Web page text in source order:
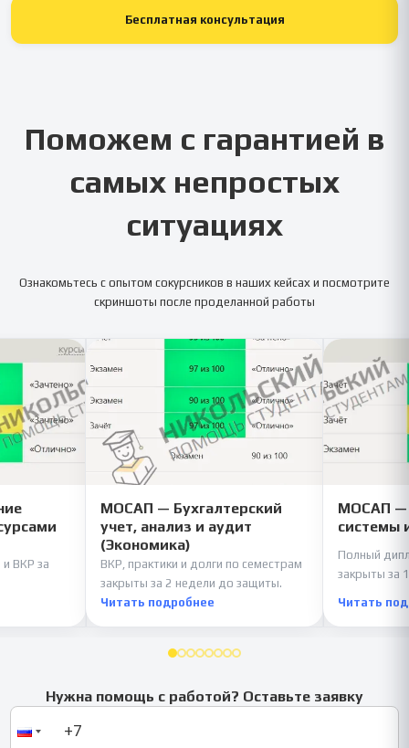
Бесплатная консультация
Поможем с гарантией в
самых непростых
ситуациях
Ознакомьтесь с опытом сокурсников в наших кейсах и посмотрите
скриншоты после проделанной работы
и ВКР за
МОСАП — Бухгалтерский
учет, анализ и аудит
(Экономика)
ВКР, практики и долги по семестрам
закрыты за 2 недели до защиты.
Читать подробнее
МОСАП —
системы
Полный
закрыты за
Читать
Нужна помощь с работой? Оставьте заявку